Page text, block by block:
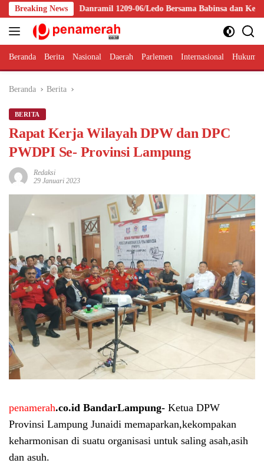
Langsung
ke
konten
Breaking News
Danramil 1209-06/Ledo Bersama Babinsa dan Kepala Desa Jesape
Beranda Berita Nasional Daerah Parlemen Internasional Hukum
Beranda Berita
BERITA
Rapat Kerja Wilayah DPW dan DPC
PWDPI Se- Provinsi Lampung
Redaksi
29 Januari 2023
penamerah.co.id BandarLampung- Ketua DPW
Provinsi Lampung Junaidi memaparkan,kekompakan
keharmonisan di suatu organisasi untuk saling asah,asih
dan asuh.